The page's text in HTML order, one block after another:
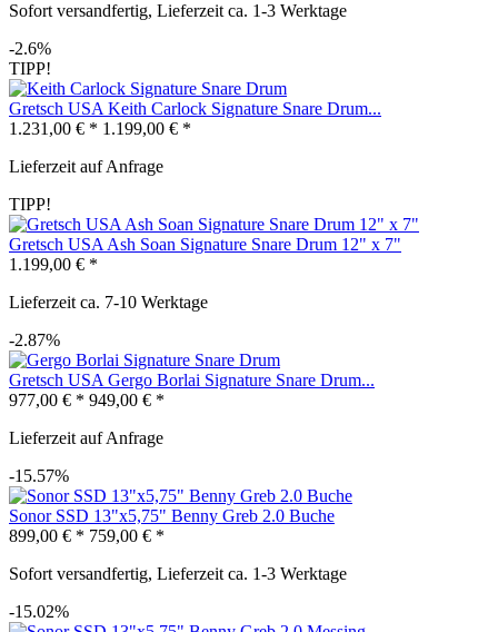
Sofort versandfertig, Lieferzeit ca. 1-3 Werktage
-2.6%
TIPP!
Gretsch USA Keith Carlock Signature Snare Drum...
1.231,00 € * 1.199,00 € *
Lieferzeit auf Anfrage
TIPP!
Gretsch USA Ash Soan Signature Snare Drum 12" x 7"
1.199,00 € *
Lieferzeit ca. 7-10 Werktage
-2.87%
Gretsch USA Gergo Borlai Signature Snare Drum...
977,00 € * 949,00 € *
Lieferzeit auf Anfrage
-15.57%
Sonor SSD 13"x5,75" Benny Greb 2.0 Buche
899,00 € * 759,00 € *
Sofort versandfertig, Lieferzeit ca. 1-3 Werktage
-15.02%